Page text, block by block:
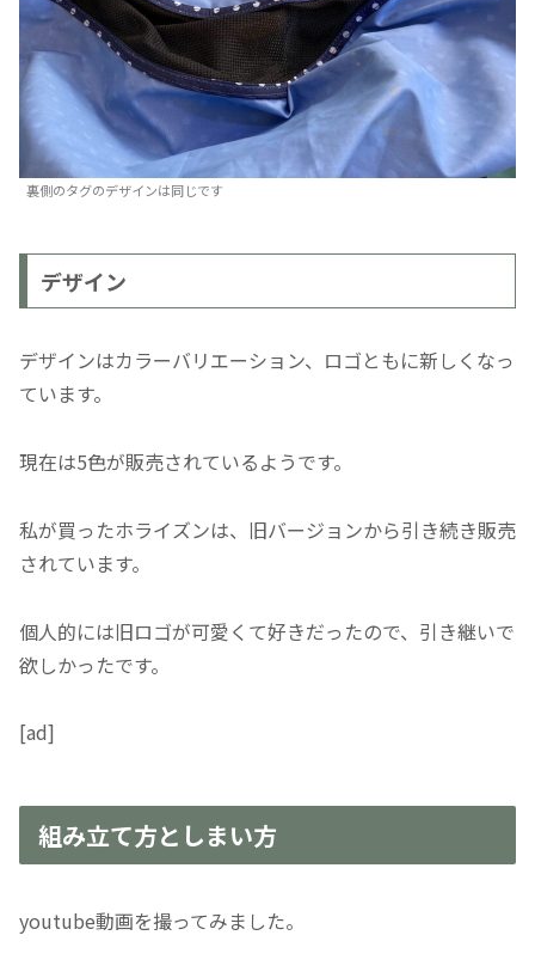
裏側のタグのデザインは同じです
デザイン
デザインはカラーバリエーション、ロゴともに新しくなっ
ています。
現在は5色が販売されているようです。
私が買ったホライズンは、旧バージョンから引き続き販売
されています。
個人的には旧ロゴが可愛くて好きだったので、引き継いで
欲しかったです。
[ad]
組み立て方としまい方
youtube動画を撮ってみました。